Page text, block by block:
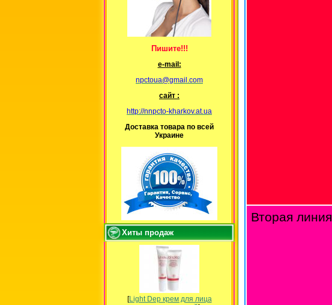
Пишите!!!
е-mail:
npctoua@gmail.com
сайт :
http://nnpcto-kharkov.at.ua
Доставка товара по всей
Украине
Хиты продаж
[Light Dep крем для лица
Вторая линия